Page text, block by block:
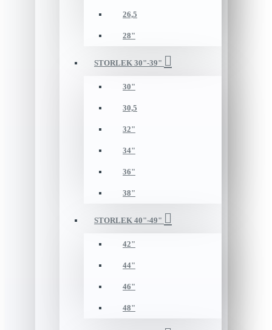
26,5
28"
STORLEK 30"-39"
30"
30,5
32"
34"
36"
38"
STORLEK 40"-49"
42"
44"
46"
48"